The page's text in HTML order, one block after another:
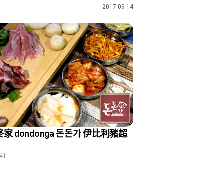
2017-09-14
家 dondonga 돈돈가 伊比利豬超